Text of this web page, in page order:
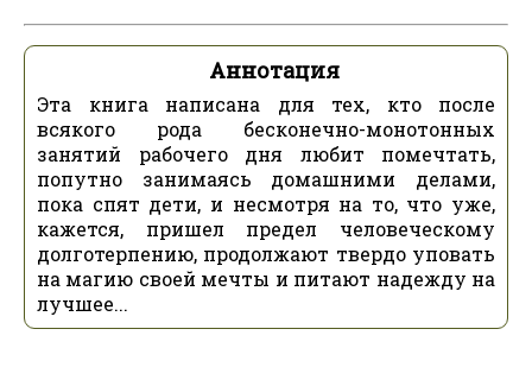
Аннотация
Эта книга написана для тех, кто после
всякого рода бесконечно-монотонных
занятий рабочего дня любит помечтать,
попутно занимаясь домашними делами,
пока спят дети, и несмотря на то, что уже,
кажется, пришел предел человеческому
долготерпению, продолжают твердо уповать
на магию своей мечты и питают надежду на
лучшее...